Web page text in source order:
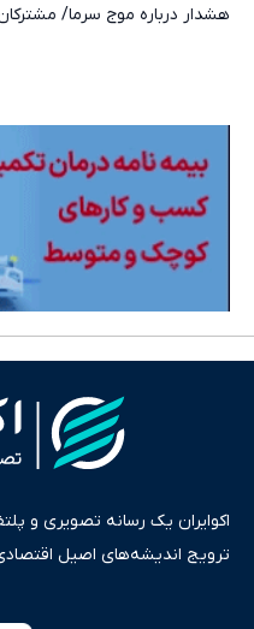
هشدار درباره موج سرما/
اکوایران یک رسانه تصویری و
ترویج اندیشه‌های اصیل اقتصادی
ایران و جهان را در قالب‌های
پایش می‌کند. این رسانه به